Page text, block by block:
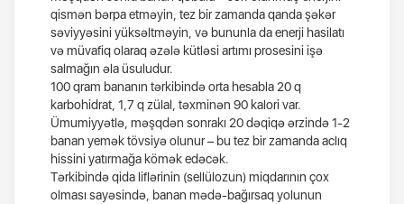
qismən bərpa etməyin, tez bir zamanda qanda şəkər
səviyyəsini yüksəltməyin, və bununla da enerji hasilatı
və müvafiq olaraq əzələ kütləsi artımı prosesini işə
salmağın əla üsuludur.
100 qram bananın tərkibində orta hesabla 20 q
karbohidrat, 1,7 q zülal, təxminən 90 kalori var.
Ümumiyyətlə, məşqdən sonrakı 20 dəqiqə ərzində 1-2
banan yemək tövsiyə olunur – bu tez bir zamanda aclıq
hissini yatırmağa kömək edəcək.
Tərkibində qida liflərinin (sellülozun) miqdarının çox
olması sayəsində, banan mədə-bağırsaq yolunun